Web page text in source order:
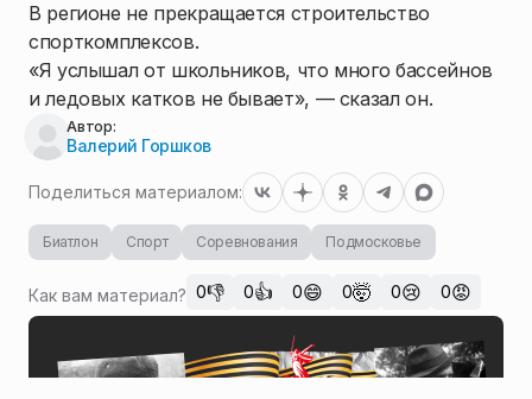
В регионе не прекращается строительство
спорткомплексов.
«Я услышал от школьников, что много бассейнов
и ледовых катков не бывает», — сказал он.
Автор:
Валерий Горшков
Поделиться материалом:
Биатлон Спорт Соревнования Подмосковье
Как вам материал? 0👎 0👍 0😄 0🤯 0😢 0😡